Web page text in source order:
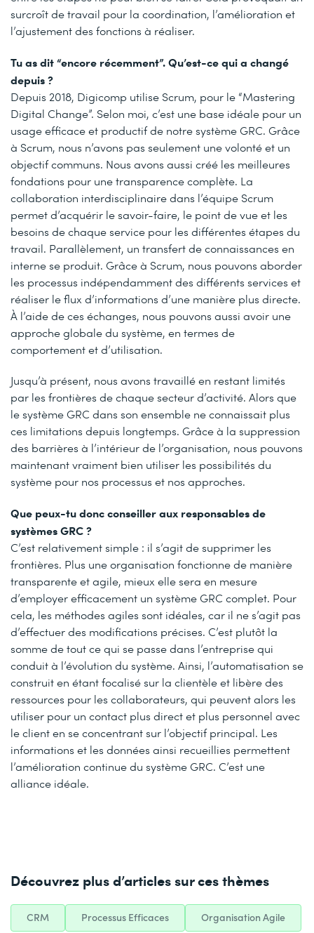
surcroît de travail pour la coordination, l’amélioration et
l’ajustement des fonctions à réaliser.
Tu as dit “encore récemment”. Qu’est-ce qui a changé
depuis ?
Depuis 2018, Digicomp utilise Scrum, pour le “Mastering
Digital Change”. Selon moi, c’est une base idéale pour un
usage efficace et productif de notre système GRC. Grâce
à Scrum, nous n’avons pas seulement une volonté et un
objectif communs. Nous avons aussi créé les meilleures
fondations pour une transparence complète. La
collaboration interdisciplinaire dans l’équipe Scrum
permet d’acquérir le savoir-faire, le point de vue et les
besoins de chaque service pour les différentes étapes du
travail. Parallèlement, un transfert de connaissances en
interne se produit. Grâce à Scrum, nous pouvons aborder
les processus indépendamment des différents services et
réaliser le flux d’informations d’une manière plus directe.
À l’aide de ces échanges, nous pouvons aussi avoir une
approche globale du système, en termes de
comportement et d’utilisation.
Jusqu’à présent, nous avons travaillé en restant limités
par les frontières de chaque secteur d’activité. Alors que
le système GRC dans son ensemble ne connaissait plus
ces limitations depuis longtemps. Grâce à la suppression
des barrières à l’intérieur de l’organisation, nous pouvons
maintenant vraiment bien utiliser les possibilités du
système pour nos processus et nos approches.
Que peux-tu donc conseiller aux responsables de
systèmes GRC ?
C’est relativement simple : il s’agit de supprimer les
frontières. Plus une organisation fonctionne de manière
transparente et agile, mieux elle sera en mesure
d’employer efficacement un système GRC complet. Pour
cela, les méthodes agiles sont idéales, car il ne s’agit pas
d’effectuer des modifications précises. C’est plutôt la
somme de tout ce qui se passe dans l’entreprise qui
conduit à l’évolution du système. Ainsi, l’automatisation se
construit en étant focalisé sur la clientèle et libère des
ressources pour les collaborateurs, qui peuvent alors les
utiliser pour un contact plus direct et plus personnel avec
le client en se concentrant sur l’objectif principal. Les
informations et les données ainsi recueillies permettent
l’amélioration continue du système GRC. C’est une
alliance idéale.
Découvrez plus d’articles sur ces thèmes
CRM Processus Efficaces Organisation Agile